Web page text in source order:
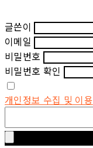
글쓴이
이메일
비밀번호
비밀번호 확인
개인정보 수집 및 이용